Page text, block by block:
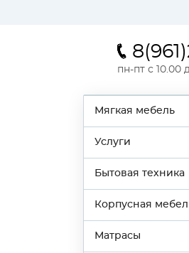
пн-пт с 10.00
Мягкая мебель
Услуги
Бытовая техника
Корпусная
Матрасы